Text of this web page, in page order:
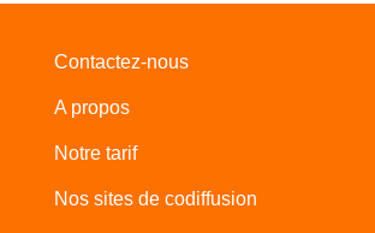
Contactez-nous
A propos
Notre tarif
Nos sites de codiffusion